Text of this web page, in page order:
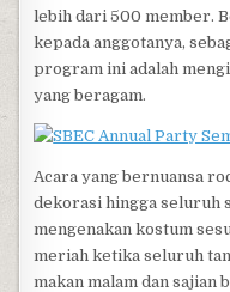
lebih dari 500 member.
kepada anggotanya,
program ini adalah
yang beragam.
Acara yang bernuansa
dekorasi hingga seluruh
mengenakan kostum
meriah ketika seluruh
makan malam dan sajian